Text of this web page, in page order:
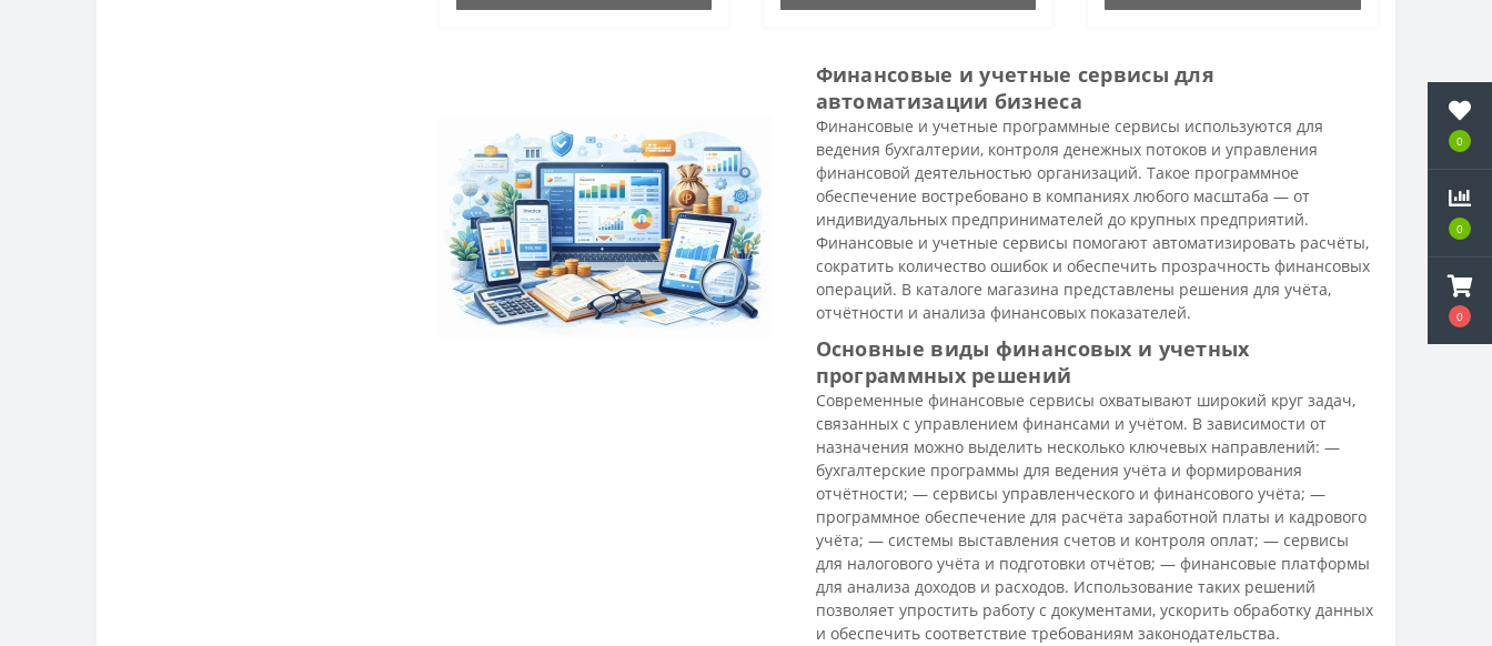
0
0
0
0
0
0
Финансовые и учетные сервисы для
автоматизации бизнеса
Финансовые и учетные программные сервисы используются для
ведения бухгалтерии, контроля денежных потоков и управления
финансовой деятельностью организаций. Такое программное
обеспечение востребовано в компаниях любого масштаба — от
индивидуальных предпринимателей до крупных предприятий.
Финансовые и учетные сервисы помогают автоматизировать расчёты,
сократить количество ошибок и обеспечить прозрачность финансовых
операций. В каталоге магазина представлены решения для учёта,
отчётности и анализа финансовых показателей.
Основные виды финансовых и учетных
программных решений
Современные финансовые сервисы охватывают широкий круг задач,
связанных с управлением финансами и учётом. В зависимости от
назначения можно выделить несколько ключевых направлений: —
бухгалтерские программы для ведения учёта и формирования
отчётности; — сервисы управленческого и финансового учёта; —
программное обеспечение для расчёта заработной платы и кадрового
учёта; — системы выставления счетов и контроля оплат; — сервисы
для налогового учёта и подготовки отчётов; — финансовые платформы
для анализа доходов и расходов. Использование таких решений
позволяет упростить работу с документами, ускорить обработку данных
и обеспечить соответствие требованиям законодательства.